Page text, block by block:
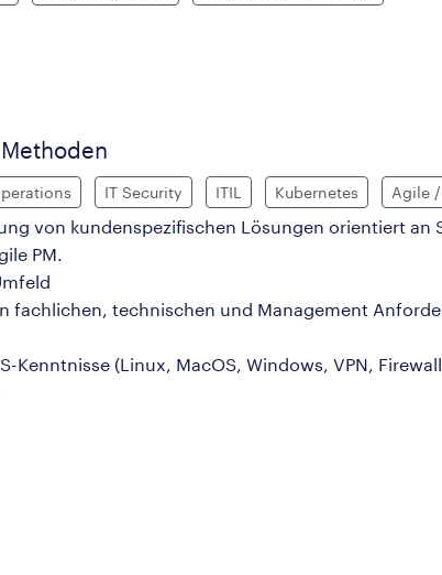
IT Security ITIL Kubernetes Agile
von kundenspezifischen Lösungen orientiert an
PM.
fachlichen, technischen und Management
(Linux, MacOS, Windows, VPN,